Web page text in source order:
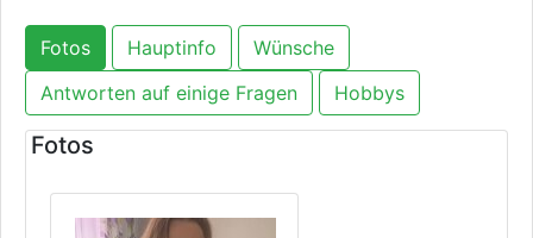
Fotos Hauptinfo
Wünsche
Antworten auf einige Fragen
Hobbys
Fotos